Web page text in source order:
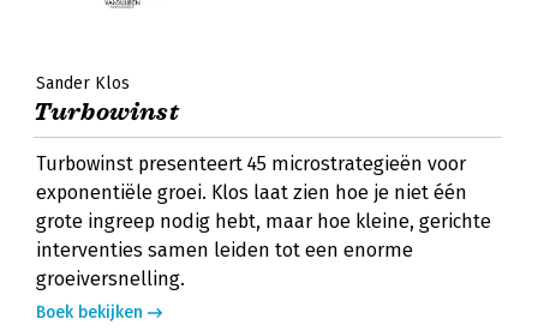
Sander Klos
Turbowinst
Turbowinst presenteert 45 microstrategieën voor
exponentiële groei. Klos laat zien hoe je niet één
grote ingreep nodig hebt, maar hoe kleine, gerichte
interventies samen leiden tot een enorme
groeiversnelling.
Boek bekijken